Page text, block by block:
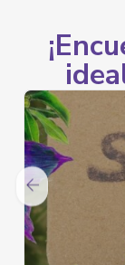
Marcas